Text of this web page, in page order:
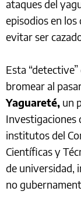
ataques del
episodios en los
evitar ser
Esta
bromear al
Yaguareté, un
Investigaciones
institutos del
Científicas y
de universidad,
no